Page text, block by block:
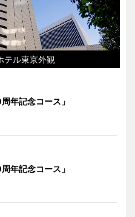
テル東京外観
年記念コース」
年記念コース」